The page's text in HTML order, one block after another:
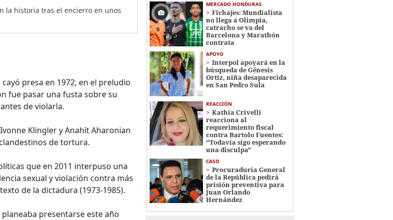
la historia tras el encierro en unos
presa en 1972, en el preludio
fue pasar una fusta sobre su
de violarla.
Klingler y Anahít Aharonian
de tortura.
que en 2011 interpuso una
sexual y violación contra más
de la dictadura (1973-1985).
planeaba presentarse este año
MERCADO HONDURAS
Fichajes: Mundialista
no llega a Olimpia,
catracho se va del
Barcelona y Marathón
contrata
APOYO
Interpol apoyará en la
búsqueda de Génesis
Ortiz, niña desaparecida
en San Pedro Sula
REACCIÓN
Kathia Crivelli
reacciona al
requerimiento fiscal
contra Bartolo Fuentes:
"Todavía sigo esperando
una disculpa"
CASO
Procuraduría General
de la República pedirá
prisión preventiva para
Juan Orlando
Hernández